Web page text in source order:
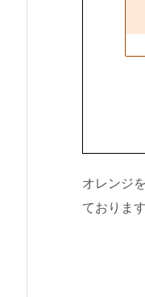
オレンジ
ております